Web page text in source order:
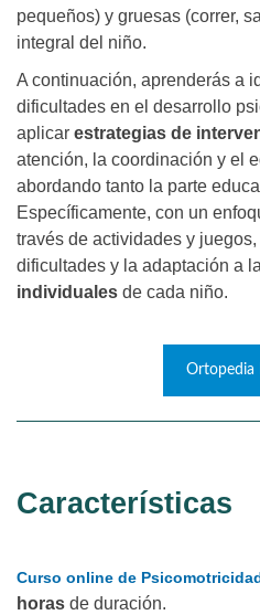
pequeños) y gruesas (correr,
integral del niño.
A continuación, aprenderás a
dificultades en el desarrollo
aplicar estrategias de
atención, la coordinación y el
abordando tanto la parte
Específicamente, con un
través de actividades y
dificultades y la adaptación a
individuales de cada niño.
Ortopedia
Características
Curso online de
horas de duración.